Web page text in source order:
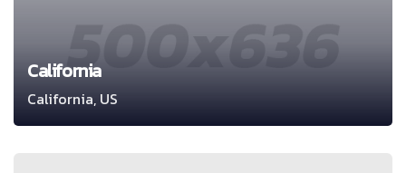
California
California, US